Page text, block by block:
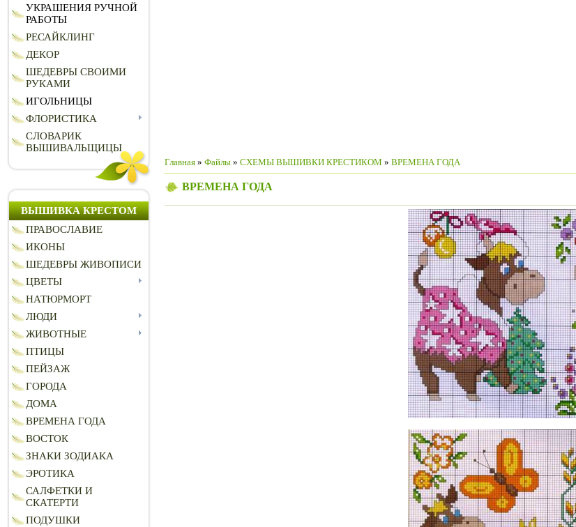
УКРАШЕНИЯ РУЧНОЙ
РАБОТЫ
РЕСАЙКЛИНГ
ДЕКОР
ШЕДЕВРЫ СВОИМИ
РУКАМИ
ИГОЛЬНИЦЫ
ФЛОРИСТИКА
СЛОВАРИК
ВЫШИВАЛЬЩИЦЫ
ВЫШИВКА КРЕСТОМ
ПРАВОСЛАВИЕ
ИКОНЫ
ШЕДЕВРЫ ЖИВОПИСИ
ЦВЕТЫ
НАТЮРМОРТ
ЛЮДИ
ЖИВОТНЫЕ
ПТИЦЫ
ПЕЙЗАЖ
ГОРОДА
ДОМА
ВРЕМЕНА ГОДА
ВОСТОК
ЗНАКИ ЗОДИАКА
ЭРОТИКА
САЛФЕТКИ И
СКАТЕРТИ
ПОДУШКИ
Главная » Файлы » СХЕМЫ ВЫШИВКИ КРЕСТИКОМ » ВРЕМЕНА ГОДА
ВРЕМЕНА ГОДА